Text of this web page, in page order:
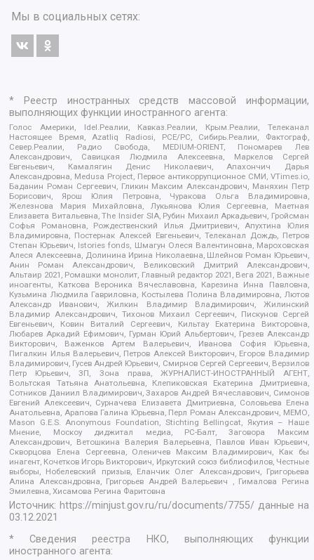
Мы в социальных сетях:
* Реестр иностранных средств массовой информации,
выполняющих функции иностранного агента:
Голос Америки, Idel.Реалии, Кавказ.Реалии, Крым.Реалии, Телеканал
Настоящее Время, Azatliq Radiosi, PCE/PC, Сибирь.Реалии, Фактограф,
Север.Реалии, Радио Свобода, MEDIUM-ORIENT, Пономарев Лев
Александрович, Савицкая Людмила Алексеевна, Маркелов Сергей
Евгеньевич, Камалягин Денис Николаевич, Апахончич Дарья
Александровна, Medusa Project, Первое антикоррупционное СМИ, VTimes.io,
Баданин Роман Сергеевич, Гликин Максим Александрович, Маняхин Петр
Борисович, Ярош Юлия Петровна, Чуракова Ольга Владимировна,
Железнова Мария Михайловна, Лукьянова Юлия Сергеевна, Маетная
Елизавета Витальевна, The Insider SIA, Рубин Михаил Аркадьевич, Гройсман
Софья Романовна, Рождественский Илья Дмитриевич, Апухтина Юлия
Владимировна, Постернак Алексей Евгеньевич, Телеканал Дождь, Петров
Степан Юрьевич, Istories fonds, Шмагун Олеся Валентиновна, Мароховская
Алеся Алексеевна, Долинина Ирина Николаевна, Шлейнов Роман Юрьевич,
Анин Роман Александрович, Великовский Дмитрий Александрович,
Альтаир 2021, Ромашки монолит, Главный редактор 2021, Вега 2021, Важные
иноагенты, Каткова Вероника Вячеславовна, Карезина Инна Павловна,
Кузьмина Людмила Гавриловна, Костылева Полина Владимировна, Лютов
Александр Иванович, Жилкин Владимир Владимирович, Жилинский
Владимир Александрович, Тихонов Михаил Сергеевич, Пискунов Сергей
Евгеньевич, Ковин Виталий Сергеевич, Кильтау Екатерина Викторовна,
Любарев Аркадий Ефимович, Гурман Юрий Альбертович, Грезев Александр
Викторович, Важенков Артем Валерьевич, Иванова София Юрьевна,
Пигалкин Илья Валерьевич, Петров Алексей Викторович, Егоров Владимир
Владимирович, Гусев Андрей Юрьевич, Смирнов Сергей Сергеевич, Верзилов
Петр Юрьевич, ЗП, Зона права, ЖУРНАЛИСТ-ИНОСТРАННЫЙ АГЕНТ,
Вольтская Татьяна Анатольевна, Клепиковская Екатерина Дмитриевна,
Сотников Даниил Владимирович, Захаров Андрей Вячеславович, Симонов
Евгений Алексеевич, Сурначева Елизавета Дмитриевна, Соловьева Елена
Анатольевна, Арапова Галина Юрьевна, Перл Роман Александрович, МЕМО,
Mason G.E.S. Anonymous Foundation, Stichting Bellingcat, Якутия – Наше
Мнение, Москоу диджитал медиа, РС-Балт, Заговора Максим
Александрович, Ветошкина Валерия Валерьевна, Павлов Иван Юрьевич,
Скворцова Елена Сергеевна, Оленичев Максим Владимирович, Как бы
инагент, Кочетков Игорь Викторович, Иркутский союз библиофилов, Честные
выборы, Нобелевский призыв, Еланчик Олег Александрович, Григорьева
Алина Александровна, Григорьев Андрей Валерьевич , Гималова Регина
Эмилевна, Хисамова Регина Фаритовна
Источник: https://minjust.gov.ru/ru/documents/7755/ данные на
03.12.2021
* Сведения реестра НКО, выполняющих функции
иностранного агента: